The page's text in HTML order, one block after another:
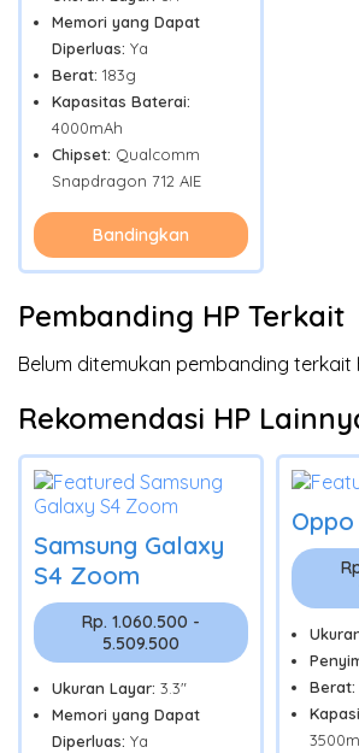
Memori yang Dapat
Diperluas: Ya
Berat: 183g
Kapasitas Baterai:
4000mAh
Chipset: Qualcomm
Snapdragon 712 AIE
Bandingkan
Pembanding HP Terkait
Belum ditemukan pembanding terkait
Rekomendasi HP
Samsung Galaxy
S4 Zoom
Rp. 1.060.500 -
5.509.500
Ukuran Layar: 3.3"
Memori yang Dapat
Diperluas: Ya
Oppo
Berat: